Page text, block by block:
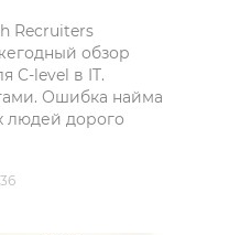
Recruiters
обзор
C-level в IT.
Ошибка найма
людей дорого